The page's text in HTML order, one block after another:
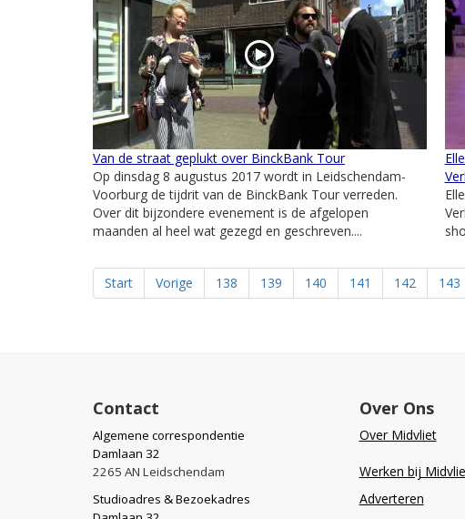
Van de straat geplukt over BinckBank Tour
Op dinsdag 8 augustus 2017 wordt in Leidschendam-
Voorburg de tijdrit van de BinckBank Tour verreden.
Over dit bijzondere evenement is de afgelopen
maanden al heel wat gezegd en geschreven....
Start Vorige 138 139 140 141 142 143
Contact
Algemene correspondentie
Damlaan 32
2265 AN Leidschendam
Studioadres & Bezoekadres
Over Ons
Over Midvliet
Werken bij
Adverteren